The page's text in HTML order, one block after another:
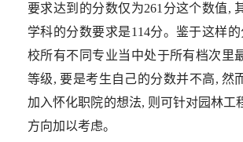
要求达到的分数仅为261分这个数值,
学科的分数要求是114分。鉴于这样
校所有不同专业当中处于所有档次里
等级, 要是考生自己的分数并不高, 然
加入怀化职院的想法, 则可针对园林工
方向加以考虑。